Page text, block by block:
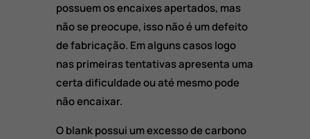
possuem os encaixes apertados, mas
não se preocupe, isso não é um defeito
de fabricação. Em alguns casos logo
nas primeiras tentativas apresenta uma
certa dificuldade ou até mesmo pode
não encaixar.
O blank possui um excesso de carbono